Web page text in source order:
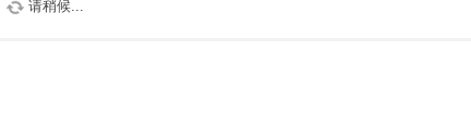
请稍候...